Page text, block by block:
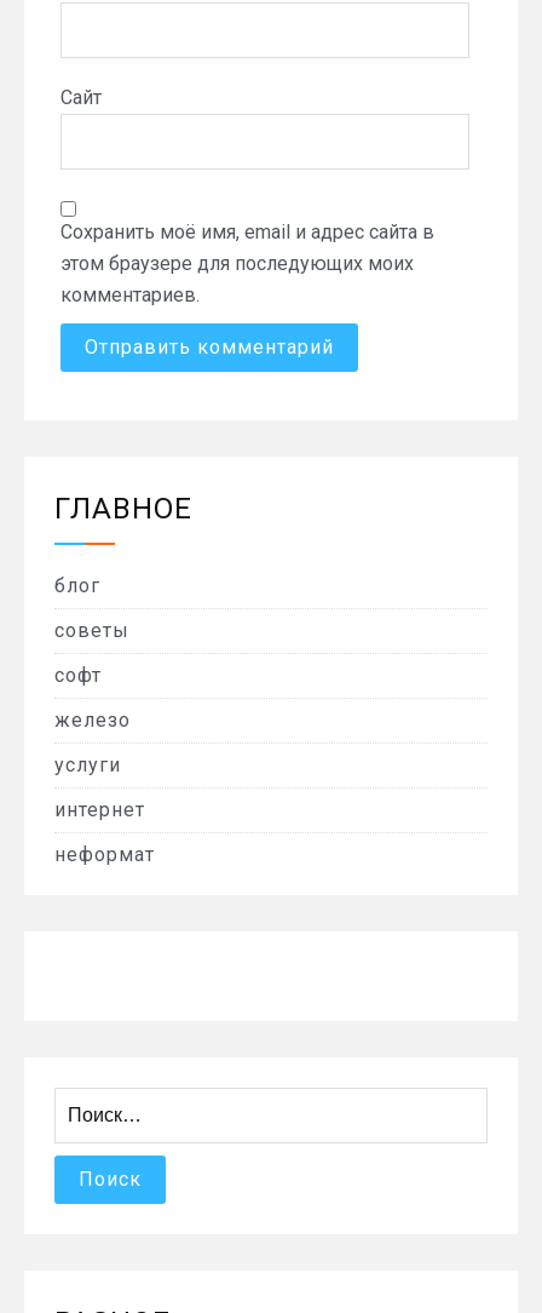
Сайт
Сохранить моё имя, email и адрес сайта в
этом браузере для последующих моих
комментариев.
ГЛАВНОЕ
блог
советы
софт
железо
услуги
интернет
неформат